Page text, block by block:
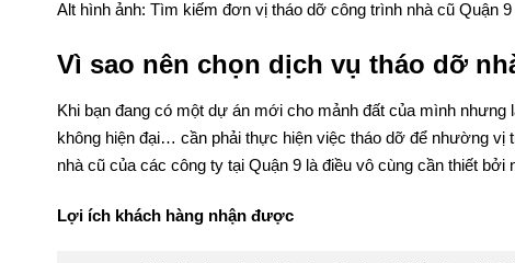
Alt hình ảnh: Tìm kiếm đơn vị tháo dỡ công trình nhà cũ Quận 9
Vì sao nên chọn dịch vụ tháo dỡ
Khi bạn đang có một dự án mới cho mảnh đất của mình
không hiện đại… cần phải thực hiện việc tháo dỡ để nhường